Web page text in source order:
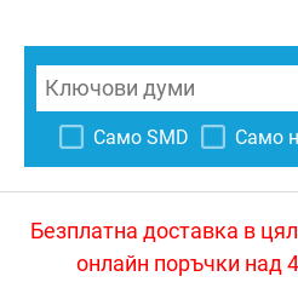
Само SMD Само
Безплатна доставка в
онлайн поръчки над